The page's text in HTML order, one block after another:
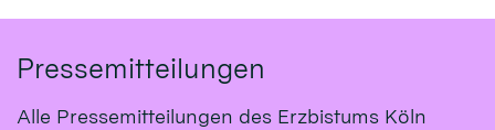
Pressemitteilungen
Alle Pressemitteilungen des Erzbistums Köln